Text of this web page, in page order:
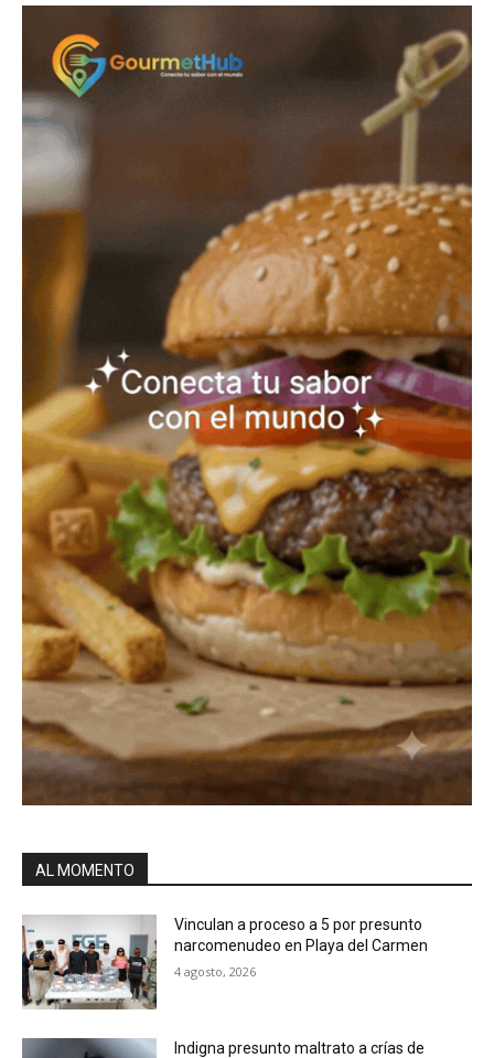
AL MOMENTO
Vinculan a proceso a 5 por presunto
narcomenudeo en Playa del Carmen
4 agosto, 2026
Indigna presunto maltrato a crías de